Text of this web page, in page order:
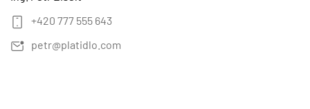
+420 777 555 643
petr@platidlo.com